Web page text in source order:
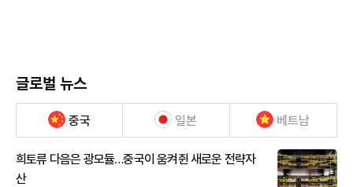
글로벌 뉴스
중국 일본 베트남
희토류 다음은 광모듈…중국이 움켜쥔 새로운 전략자
산